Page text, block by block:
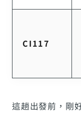
CI117
這趟出發前，剛